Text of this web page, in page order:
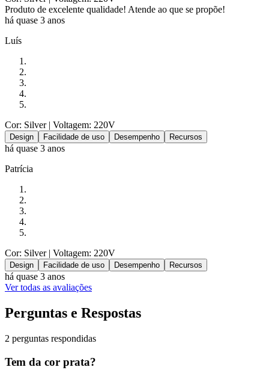
Produto de excelente qualidade! Atende ao que se propõe!
há quase 3 anos
Luís
Cor: Silver| Voltagem: 220V
Design Facilidade de uso Desempenho Recursos
há quase 3 anos
Patrícia
Cor: Silver| Voltagem: 220V
Design Facilidade de uso Desempenho Recursos
há quase 3 anos
Ver todas as avaliações
Perguntas e Respostas
2 perguntas respondidas
Tem da cor prata?